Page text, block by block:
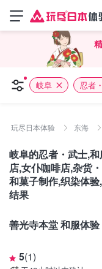
岐阜 忍者
玩尽日本体验 东海
岐阜的忍者・武士,
店,女仆咖啡店,杂货
和菓子制作,织染体
结果
岐阜
善光寺本堂 和服体
5(1)